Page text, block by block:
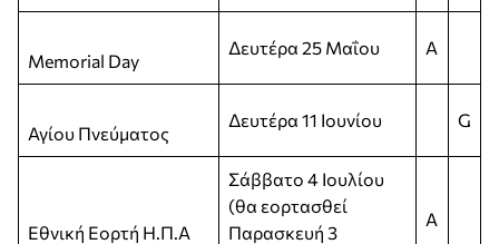
Memorial Day
Δευτέρα 25 Μαΐου A
Αγίου Πνεύματος
Δευτέρα 11 Ιουνίου G
Εθνική Εορτή Η.Π.Α
Σάββατο 4 Ιουλίου
(θα εορτασθεί
Παρασκευή 3
A